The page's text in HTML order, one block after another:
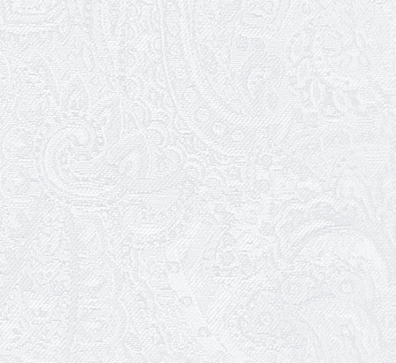
Божевільна родина — 24 та 26 квітня
25.03.2026
Нам — 79!
17.03.2026
Зелене світло твого дозвілля
11.03.2026
Результати конкурсу
10.03.2026
Ювілей Тетяни Хамітової
03.03.2026
Ювілей Сергія Богаченка
02.03.2026
Результати конкурсу